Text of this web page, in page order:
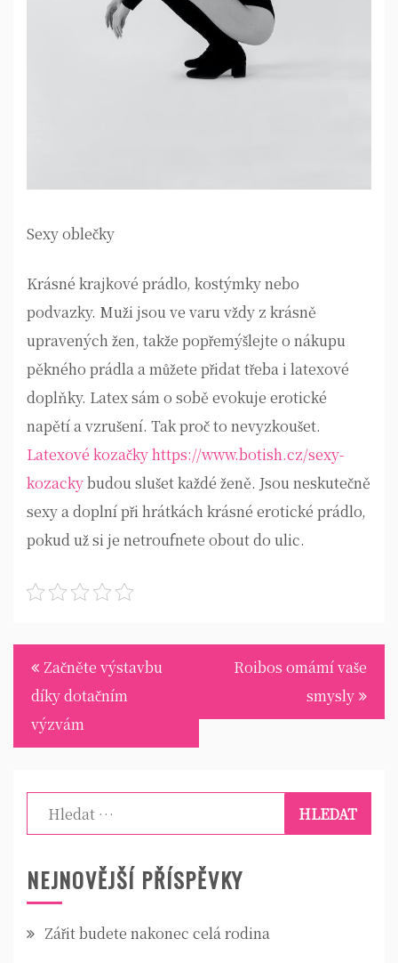
Sexy oblečky
Krásné krajkové prádlo, kostýmky nebo
podvazky. Muži jsou ve varu vždy z krásně
upravených žen, takže popřemýšlejte o nákupu
pěkného prádla a můžete přidat třeba i latexové
doplňky. Latex sám o sobě evokuje erotické
napětí a vzrušení. Tak proč to nevyzkoušet.
Latexové kozačky https://www.botish.cz/sexy-
kozackybudou slušet každé ženě. Jsou neskutečně
sexy a doplní při hrátkách krásné erotické prádlo,
pokud už si je netroufnete obout do ulic.
Navigace
pro
příspěvek
Začněte výstavbu
díky dotačním
výzvám
Roibos omámí vaše
smysly
Vyhledávání
NEJNOVĚJŠÍ PŘÍSPĚVKY
Zářit budete nakonec celá rodina